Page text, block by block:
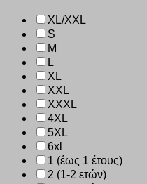
XL/XXL
S
M
L
XL
XXL
XXXL
4XL
5XL
6xl
1 (έως 1 έτους)
2 (1-2 ετών)